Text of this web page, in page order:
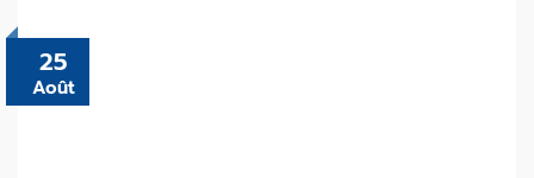
25
Août